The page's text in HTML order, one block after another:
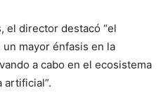
el director destacó “el
mayor énfasis en la
a cabo en el ecosistema
artificial”.